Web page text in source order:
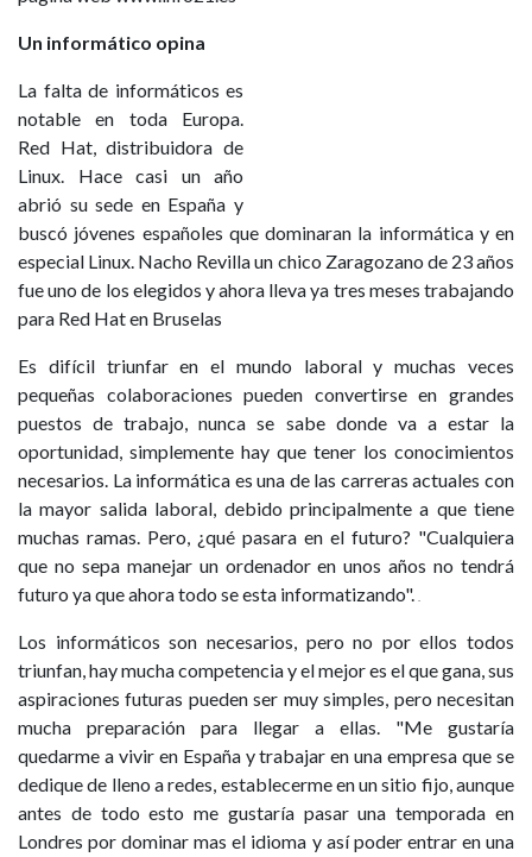
Un informático opina
La falta de informáticos es
notable en toda Europa.
Red Hat, distribuidora de
Linux. Hace casi un año
abrió su sede en España y
buscó jóvenes españoles que dominaran la informática y en
especial Linux. Nacho Revilla un chico Zaragozano de 23 años
fue uno de los elegidos y ahora lleva ya tres meses trabajando
para Red Hat en Bruselas
Es difícil triunfar en el mundo laboral y muchas veces
pequeñas colaboraciones pueden convertirse en grandes
puestos de trabajo, nunca se sabe donde va a estar la
oportunidad, simplemente hay que tener los conocimientos
necesarios. La informática es una de las carreras actuales con
la mayor salida laboral, debido principalmente a que tiene
muchas ramas. Pero, ¿qué pasara en el futuro? "Cualquiera
que no sepa manejar un ordenador en unos años no tendrá
futuro ya que ahora todo se esta informatizando".
Los informáticos son necesarios, pero no por ellos todos
triunfan, hay mucha competencia y el mejor es el que gana, sus
aspiraciones futuras pueden ser muy simples, pero necesitan
mucha preparación para llegar a ellas. "Me gustaría
quedarme a vivir en España y trabajar en una empresa que se
dedique de lleno a redes, establecerme en un sitio fijo, aunque
antes de todo esto me gustaría pasar una temporada en
Londres por dominar mas el idioma y así poder entrar en una